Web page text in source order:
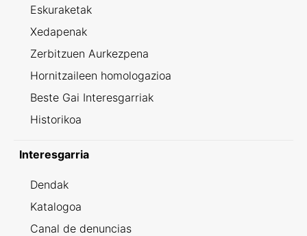
Eskuraketak
Xedapenak
Zerbitzuen Aurkezpena
Hornitzaileen homologazioa
Beste Gai Interesgarriak
Historikoa
Interesgarria
Dendak
Katalogoa
Canal de denuncias